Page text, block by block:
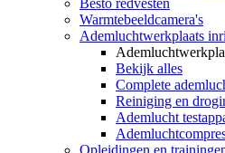
Besto redvesten
Warmtebeeldcamera's
Ademluchtwerkplaats
Bekijk alles
Complete
Reiniging en
Ademlucht
Opleidingen en